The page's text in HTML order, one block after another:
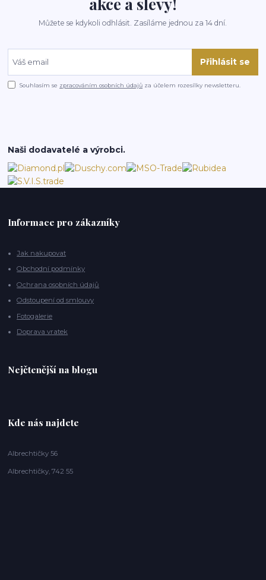
Můžete se kdykoli odhlásit. Zasíláme jednou za 14 dní.
Přihlásit se
Souhlasím se zpracováním osobních údajů za účelem rozesílky newsletteru.
Naši dodavatelé a výrobci.
Informace pro zákazníky
Jak nakupovat
Obchodní podmínky
Ochrana osobních údajů
Odstoupení od smlouvy
Fotogalerie
Doprava vratek
Nejčtenější na blogu
Kde nás najdete
Albrechtičky 56
Albrechtičky, 742 55